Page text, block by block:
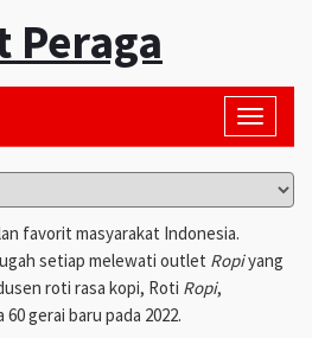
Peraga
Toggle
favorit masyarakat Indonesia.
setiap melewati outlet Ropiyang
roti rasa kopi, Roti Ropi,
gerai baru pada 2022.